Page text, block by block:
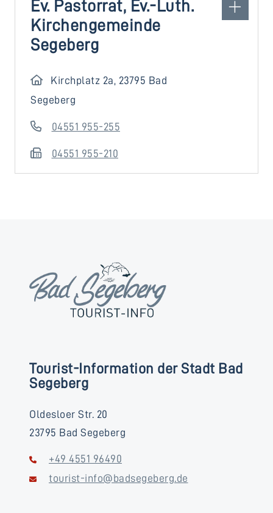
Ev. Pastorrat, Ev.-Luth.
Kirchengemeinde
Segeberg
Kirchplatz 2a, 23795 Bad
Segeberg
04551 955-255
04551 955-210
Tourist-Information der Stadt Bad
Segeberg
Oldesloer Str. 20
23795 Bad Segeberg
+49 4551 96490
tourist-info@badsegeberg.de